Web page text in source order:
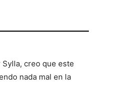
creo que este
nada mal en la